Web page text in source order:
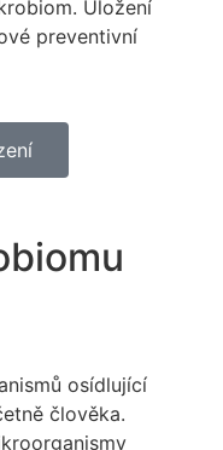
Uložení
preventivní
osídlující
člověka.